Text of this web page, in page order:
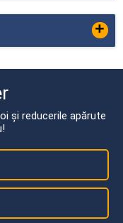
+
și reducerile apărute